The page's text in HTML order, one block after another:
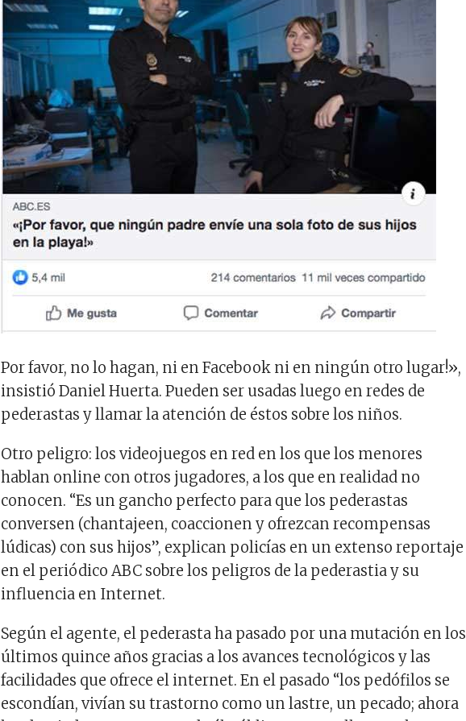
Por favor, no lo hagan, ni en Facebook ni en ningún otro lugar!»,
insistió Daniel Huerta. Pueden ser usadas luego en redes de
pederastas y llamar la atención de éstos sobre los niños.
Otro peligro: los videojuegos en red en los que los menores
hablan online con otros jugadores, a los que en realidad no
conocen. “Es un gancho perfecto para que los pederastas
conversen (chantajeen, coaccionen y ofrezcan recompensas
lúdicas) con sus hijos”, explican policías en un extenso reportaje
en el periódico ABC sobre los peligros de la pederastia y su
influencia en Internet.
Según el agente, el pederasta ha pasado por una mutación en los
últimos quince años gracias a los avances tecnológicos y las
facilidades que ofrece el internet. En el pasado “los pedófilos se
escondían, vivían su trastorno como un lastre, un pecado; ahora